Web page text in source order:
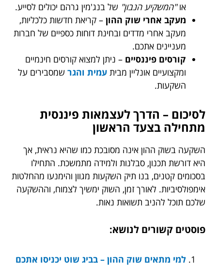
או"המשקיע הנבון" של בנג'מין גרהם יכולים לסייע.
מעקב אחרי שוק ההון – קריאת חדשות כלכליות,
מעקב אחרי מדדים ובחינת דוחות כספיים של חברות
מעניינים אתכם.
קורסים פיננסיים – ניתן למצוא קורסים חינמיים
ומקצועיים אונליין מבית עמית והגר שמסבירים על
השקעות.
לסיכום – הדרך לעצמאות פיננסית
מתחילה בצעד הראשון
השקעה בשוק ההון אינה מסובכת כמו שהיא נראית, אך
היא דורשת תכנון, סבלנות ולמידה מתמשכת. התחילו
בסכומים קטנים, בנו תיק השקעות מגוון והימנעו מהחלטות
אימפולסיביות. לאורך זמן, השוק ימשיך לצמוח, וההשקעה
שלכם תוכל להניב תשואות נאות.
פוסטים קשורים לנושא:
למי מתאים שוק ההון – בביג שוט יכניסו אתכם